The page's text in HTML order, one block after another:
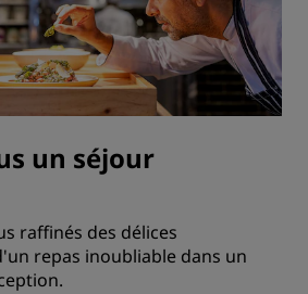
un séjour
raffinés des délices
repas inoubliable dans un